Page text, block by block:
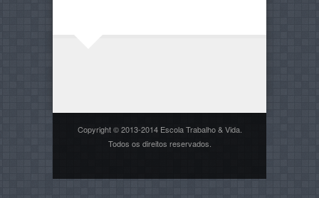
Copyright © 2013-2014 Escola Trabalho & Vida.
Todos os direitos reservados.